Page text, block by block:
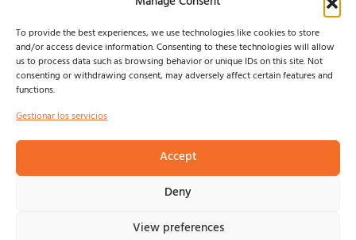
To provide the best experiences, we use technologies like cookies to store
and/or access device information. Consenting to these technologies will allow
us to process data such as browsing behavior or unique IDs on this site. Not
consenting or withdrawing consent, may adversely affect certain features and
functions.
Gestionar los servicios
Accept
Deny
View preferences
LUNA FUNESTA
agosto 7, 2026
POLÍTICA DE PRIVACIDAD Y